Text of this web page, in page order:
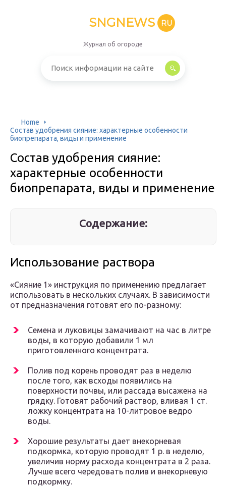
SNGNEWS RU
Журнал об огороде
Home
Состав удобрения сияние: характерные особенности
биопрепарата, виды и применение
Состав удобрения сияние:
характерные особенности
биопрепарата, виды и применение
Содержание:
Использование раствора
«Сияние 1» инструкция по применению предлагает
использовать в нескольких случаях. В зависимости
от предназначения готовят его по-разному:
Семена и луковицы замачивают на час в литре
воды, в которую добавили 1 мл
приготовленного концентрата.
Полив под корень проводят раз в неделю
после того, как всходы появились на
поверхности почвы, или рассада высажена на
грядку. Готовят рабочий раствор, вливая 1 ст.
ложку концентрата на 10-литровое ведро
воды.
Хорошие результаты дает внекорневая
подкормка, которую проводят 1 р. в неделю,
увеличив норму расхода концентрата в 2 раза.
Лучше всего чередовать полив и внекорневую
подкормку.